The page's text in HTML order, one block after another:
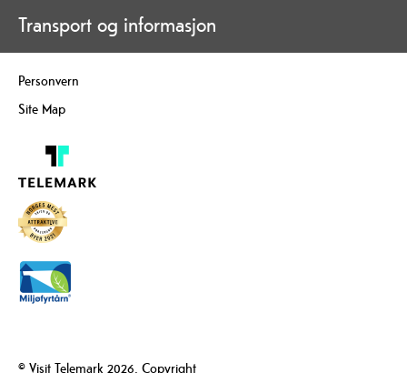
Transport og informasjon
Personvern
Site Map
© Visit Telemark 2026. Copyright